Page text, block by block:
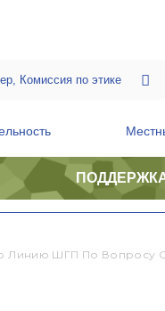
Линию ШГП По Вопросу